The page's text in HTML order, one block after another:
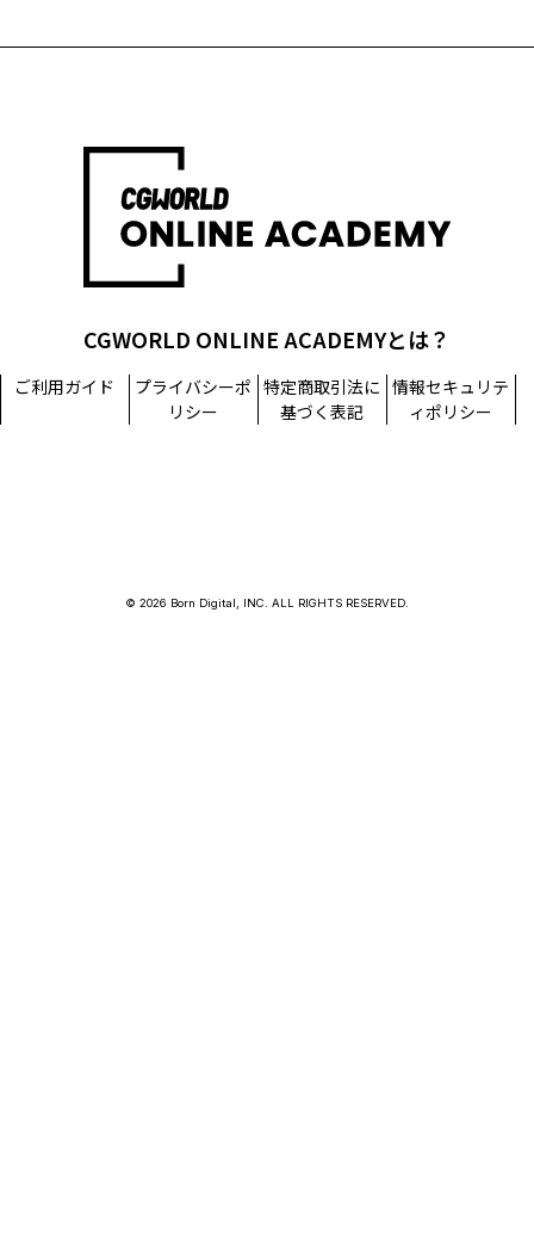
CGWORLD ONLINE ACADEMYとは？
ご利用ガイド
プライバシーポ
リシー
特定商取引法に
基づく表記
情報セキュリテ
ィポリシー
© 2026 Born Digital, INC. ALL RIGHTS RESERVED.